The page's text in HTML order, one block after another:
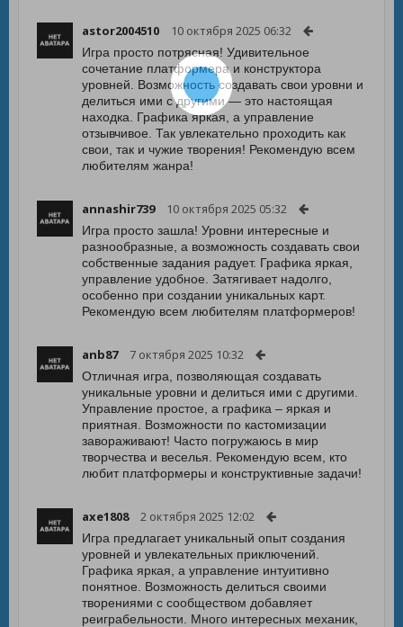
astor2004510 10 октября 2025 06:32
Игра просто потрясная! Удивительное
сочетание платформера и конструктора
уровней. Возможность создавать свои уровни и
делиться ими с другими — это настоящая
находка. Графика яркая, а управление
отзывчивое. Так увлекательно проходить как
свои, так и чужие творения! Рекомендую всем
любителям жанра!
annashir739 10 октября 2025 05:32
Игра просто зашла! Уровни интересные и
разнообразные, а возможность создавать свои
собственные задания радует. Графика яркая,
управление удобное. Затягивает надолго,
особенно при создании уникальных карт.
Рекомендую всем любителям платформеров!
anb87 7 октября 2025 10:32
Отличная игра, позволяющая создавать
уникальные уровни и делиться ими с другими.
Управление простое, а графика – яркая и
приятная. Возможности по кастомизации
завораживают! Часто погружаюсь в мир
творчества и веселья. Рекомендую всем, кто
любит платформеры и конструктивные задачи!
axe1808 2 октября 2025 12:02
Игра предлагает уникальный опыт создания
уровней и увлекательных приключений.
Графика яркая, а управление интуитивно
понятное. Возможность делиться своими
творениями с сообществом добавляет
реиграбельности. Много интересных механик,